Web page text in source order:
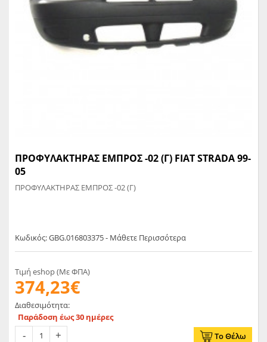
ΠΡΟΦΥΛΑΚΤΗΡΑΣ ΕΜΠΡΟΣ -02 (Γ) FIAT STRADA 99-
05
ΠΡΟΦΥΛΑΚΤΗΡΑΣ ΕΜΠΡΟΣ -02 (Γ)
Κωδικός: GBG.016803375 - Μάθετε Περισσότερα
Τιμή eshop (Με ΦΠΑ)
374,23€
Διαθεσιμότητα:
Παράδοση έως 30 ημέρες
Το Θέλω